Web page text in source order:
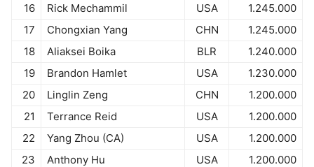
16
Rick Mechammil USA
1.245.000
17
Chongxian Yang CHN
1.245.000
18
Aliaksei Boika BLR
1.240.000
19
Brandon Hamlet USA
1.230.000
20
Linglin Zeng CHN
1.200.000
21
Terrance Reid USA
1.200.000
22
Yang Zhou (CA) USA
1.200.000
23
Anthony Hu USA
1.200.000